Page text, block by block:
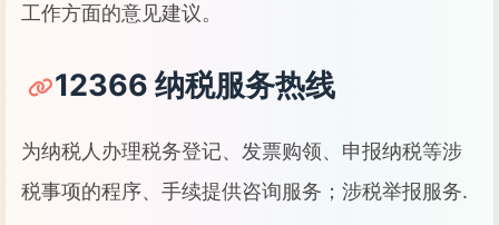
工作方面的意见建议。
12366 纳税服务热线
为纳税人办理税务登记、发票购领、申报纳税等涉
税事项的程序、手续提供咨询服务；涉税举报服务.